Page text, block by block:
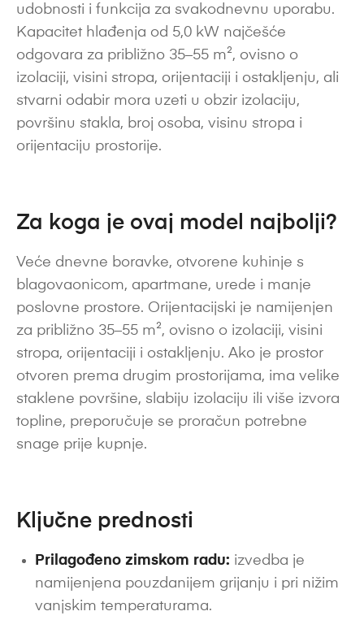
udobnosti i funkcija za svakodnevnu uporabu.
Kapacitet hlađenja od 5,0 kW najčešće
odgovara za približno 35–55 m², ovisno o
izolaciji, visini stropa, orijentaciji i ostakljenju, ali
stvarni odabir mora uzeti u obzir izolaciju,
površinu stakla, broj osoba, visinu stropa i
orijentaciju prostorije.
Za koga je ovaj model najbolji?
Veće dnevne boravke, otvorene kuhinje s
blagovaonicom, apartmane, urede i manje
poslovne prostore. Orijentacijski je namijenjen
za približno 35–55 m², ovisno o izolaciji, visini
stropa, orijentaciji i ostakljenju. Ako je prostor
otvoren prema drugim prostorijama, ima velike
staklene površine, slabiju izolaciju ili više izvora
topline, preporučuje se proračun potrebne
snage prije kupnje.
Ključne prednosti
Prilagođeno zimskom radu: izvedba je
namijenjena pouzdanijem grijanju i pri nižim
vanjskim temperaturama.